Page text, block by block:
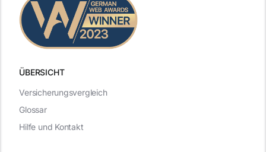
ÜBERSICHT
Versicherungsvergleich
Glossar
Hilfe und Kontakt